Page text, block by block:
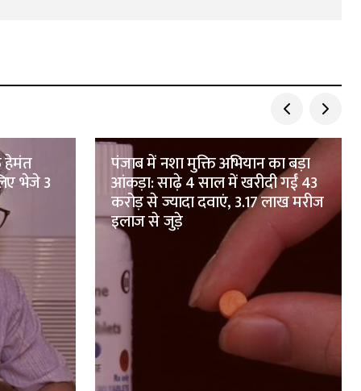
हेमंत
भेजे 3
पंजाब में नशा मुक्ति अभियान का बड़ा
आंकड़ा: साढ़े 4 साल में खरीदी गईं 43
करोड़ से ज्यादा दवाएं, 3.17 लाख मरीज
इलाज से जुड़े